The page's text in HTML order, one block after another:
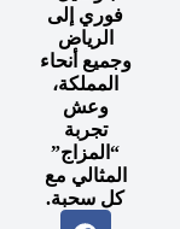
فوري إلى
الرياض
وجميع أنحاء
المملكة،
وعش
تجربة
“المزاج”
المثالي مع
كل سحبة.